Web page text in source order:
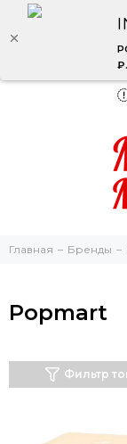
₽.
Главная Бренды
Popmart
Фильтр